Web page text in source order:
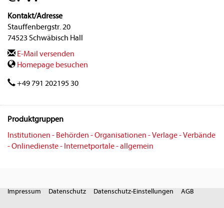
Kontakt/Adresse
Stauffenbergstr. 20
74523 Schwäbisch Hall
E-Mail versenden
Homepage besuchen
+49 791 202195 30
Produktgruppen
Institutionen - Behörden - Organisationen - Verlage - Verbände
- Onlinedienste - Internetportale - allgemein
Impressum Datenschutz Datenschutz-Einstellungen AGB